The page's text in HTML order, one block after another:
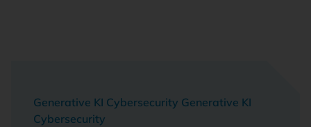
Generative KI Cybersecurity Generative KI
Cybersecurity